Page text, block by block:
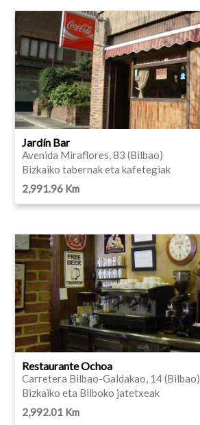
Jardín Bar
Avenida Miraflores, 83 (Bilbao)
Bizkaiko tabernak eta kafetegiak
2,991.96 Km
Restaurante Ochoa
Carretera Bilbao-Galdakao, 14 (Bilbao)
Bizkaiko eta Bilboko jatetxeak
2,992.01 Km